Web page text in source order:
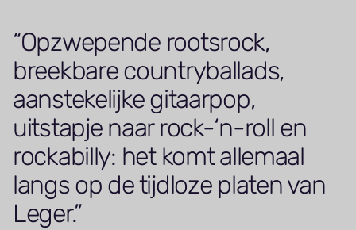
Opzwepende rootsrock,
breekbare countryballads,
aanstekelijke gitaarpop,
uitstapje naar rock-‘n-roll en
rockabilly: het komt allemaal
langs op de tijdloze platen van
Leger.